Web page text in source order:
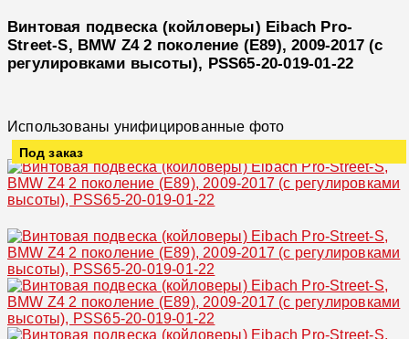
Винтовая подвеска (койловеры) Eibach Pro-
Street-S, BMW Z4 2 поколение (E89), 2009-2017 (с
регулировками высоты), PSS65-20-019-01-22
Использованы унифицированные фото
Под заказ